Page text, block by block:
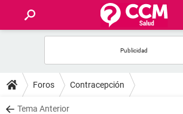
FOROS
SALUD
Foros Contracepción
Tema Anterior